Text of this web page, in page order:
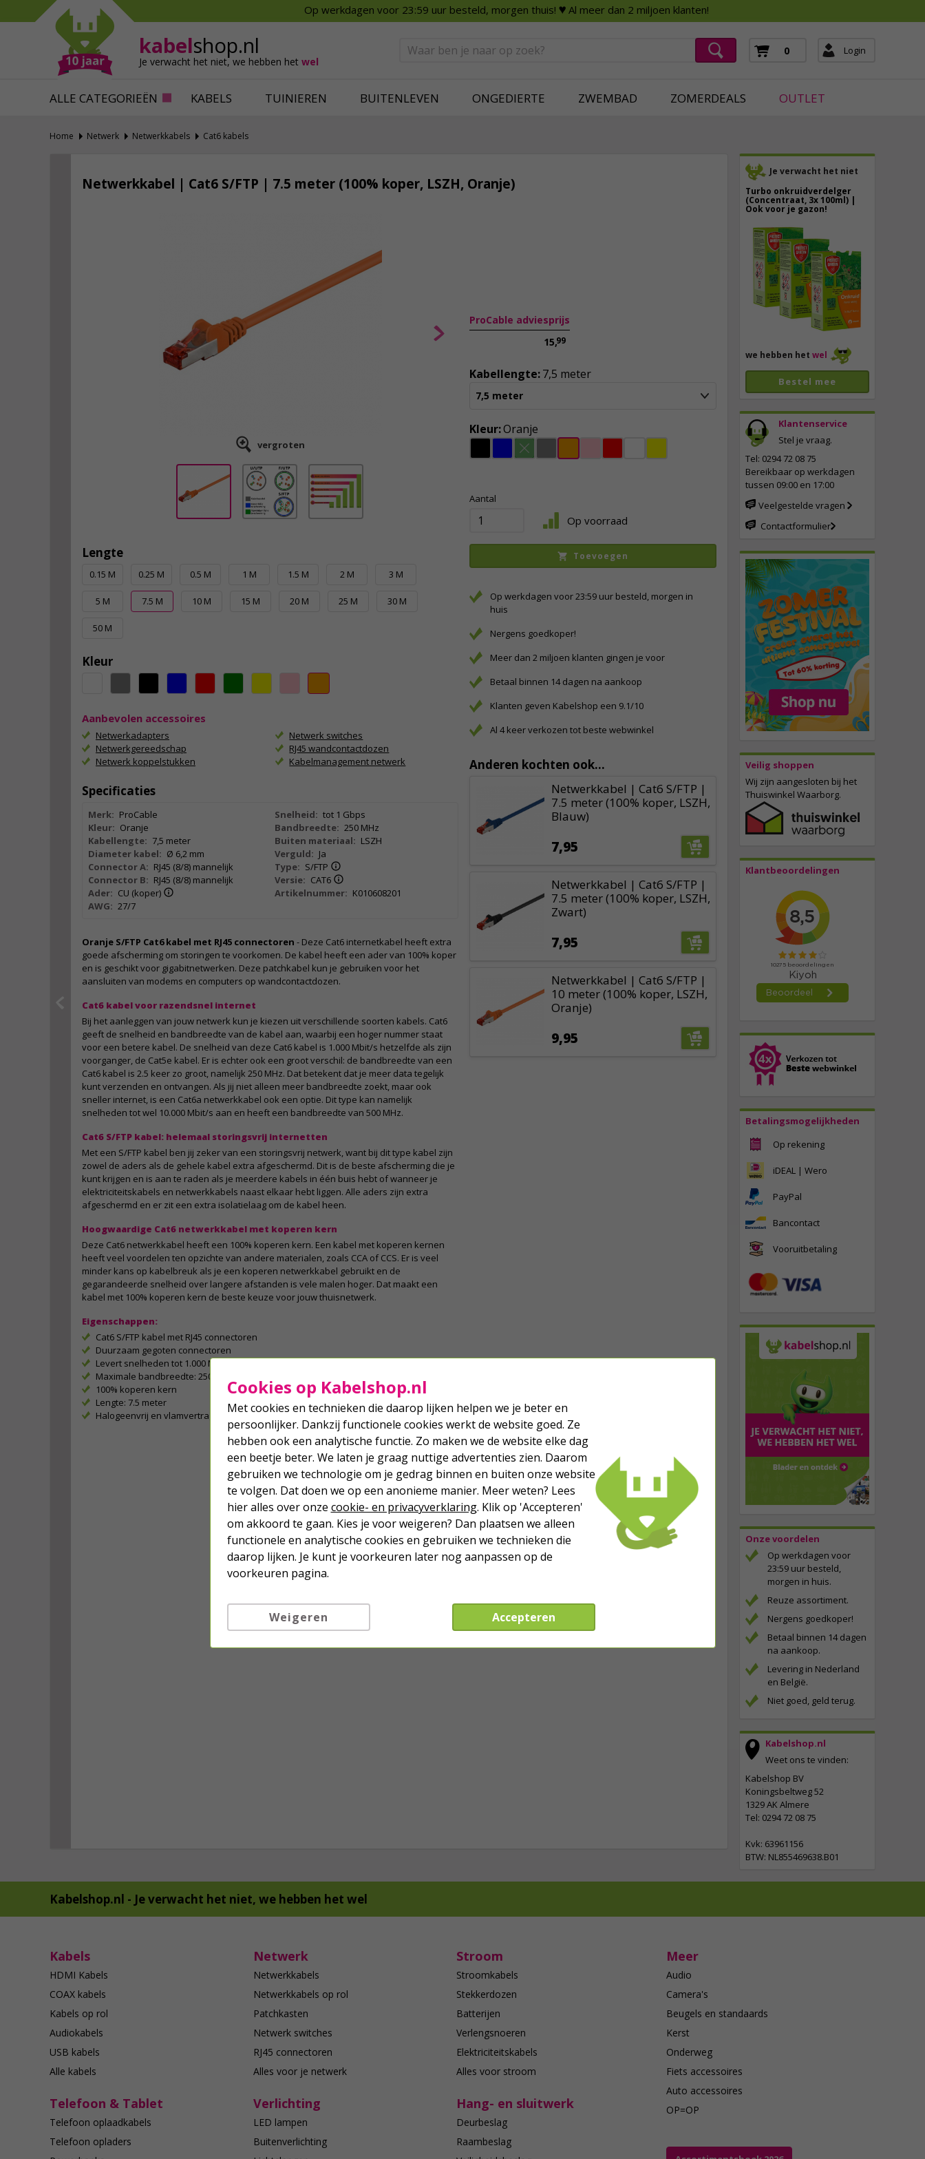
Op werkdagen voor 23:59 uur besteld, morgen thuis! ♥ Al meer dan 2 miljoen klanten!
kabelshop.nl
Je verwacht het niet, we hebben het wel
0 Login
ALLE CATEGORIEËN KABELS TUINIEREN BUITENLEVEN ONGEDIERTE ZWEMBAD ZOMERDEALS OUTLET
Mollen verjagen
Slakken bestrijden
Katten verjagen
Alles tegen ongedierte
Verfbenodigdheden
Behangbenodigdheden
Ventilatie
Smart Home
Deurbellen
Slimme beveiliging
Home Netwerk Netwerkkabels Cat6 kabels
Je verwacht het niet
Turbo onkruidverdelger
(Concentraat, 3x 100ml) |
Ook voor je gazon!
40,
we hebben het wel
Bestel mee
Klantenservice
Stel je vraag.
Tel: 0294 72 08 75
Bereikbaar op werkdagen
tussen 09:00 en 17:00
Veelgestelde vragen
Contactformulier
Veilig shoppen
Wij zijn aangesloten bij het
Thuiswinkel Waarborg.
Klantbeoordelingen
Betalingsmogelijkheden
Op rekening
iDEAL | Wero
PayPal
Bancontact
Vooruitbetaling
Onze voordelen
Op werkdagen voor
23:59 uur besteld,
morgen in huis.
Reuze assortiment.
Nergens goedkoper!
Betaal binnen 14 dagen
na aankoop.
Levering in Nederland
en België.
Niet goed, geld terug.
Kabelshop.nl
Weet ons te vinden:
Kabelshop BV
Koningsbeltweg 52
1329 AK Almere
Tel: 0294 72 08 75
Kvk: 63961156
BTW: NL855469638.B01
Netwerkkabel | Cat6 S/FTP | 7.5 meter (100% koper, LSZH, Oranje)
vergroten
Lengte
0.15 M 0.25 M 0.5 M 1 M 1.5 M 2 M 3 M
5 M 7.5 M 10 M 15 M 20 M 25 M 30 M
50 M
Kleur
Aanbevolen accessoires
Netwerkadapters
Netwerkgereedschap
Netwerk koppelstukken
Netwerk switches
RJ45 wandcontactdozen
Kabelmanagement netwerk
Specificaties
Merk: ProCable
Kleur: Oranje
Kabellengte: 7,5 meter
Diameter kabel: Ø 6,2 mm
Connector A: RJ45 (8/8) mannelijk
Connector B: RJ45 (8/8) mannelijk
Ader: CU (koper)
AWG: 27/7
Snelheid: tot 1 Gbps
Bandbreedte: 250 MHz
Buiten materiaal: LSZH
Verguld: Ja
Type: S/FTP
Versie: CAT6
Artikelnummer: K010608201
Oranje S/FTP Cat6 kabel met RJ45 connectoren - Deze Cat6 internetkabel heeft extra
goede afscherming om storingen te voorkomen. De kabel heeft een ader van 100% koper
en is geschikt voor gigabitnetwerken. Deze patchkabel kun je gebruiken voor het
aansluiten van modems en computers op wandcontactdozen.
Cat6 kabel voor razendsnel internet
Bij het aanleggen van jouw netwerk kun je kiezen uit verschillende soorten kabels. Cat6
geeft de snelheid en bandbreedte van de kabel aan, waarbij een hoger nummer staat
voor een betere kabel. De snelheid van deze Cat6 kabel is 1.000 Mbit/s hetzelfde als zijn
voorganger, de Cat5e kabel. Er is echter ook een groot verschil: de bandbreedte van een
Cat6 kabel is 2.5 keer zo groot, namelijk 250 MHz. Dat betekent dat je meer data tegelijk
kunt verzenden en ontvangen. Als jij niet alleen meer bandbreedte zoekt, maar ook
sneller internet, is een Cat6a netwerkkabel ook een optie. Dit type kan namelijk
snelheden tot wel 10.000 Mbit/s aan en heeft een bandbreedte van 500 MHz.
Cat6 S/FTP kabel: helemaal storingsvrij internetten
Met een S/FTP kabel ben jij zeker van een storingsvrij netwerk, want bij dit type kabel zijn
zowel de aders als de gehele kabel extra afgeschermd. Dit is de beste afscherming die je
kunt krijgen en is aan te raden als je meerdere kabels in één buis hebt of wanneer je
elektriciteitskabels en netwerkkabels naast elkaar hebt liggen. Alle aders zijn extra
afgeschermd en er zit een extra isolatielaag om de kabel heen.
Hoogwaardige Cat6 netwerkkabel met koperen kern
Deze Cat6 netwerkkabel heeft een 100% koperen kern. Een kabel met koperen kernen
heeft veel voordelen ten opzichte van andere materialen, zoals CCA of CCS. Er is veel
minder kans op kabelbreuk als je een koperen netwerkkabel gebruikt en de
gegarandeerde snelheid over langere afstanden is vele malen hoger. Dat maakt een
kabel met 100% koperen kern de beste keuze voor jouw thuisnetwerk.
Eigenschappen:
Cat6 S/FTP kabel met RJ45 connectoren
Duurzaam gegoten connectoren
Levert snelheden tot 1.000 Mbps
Maximale bandbreedte: 250 MHz
100% koperen kern
Lengte: 7.5 meter
Halogeenvrij en vlamvertragend (LSZH)
ProCable adviesprijs
15,99
Kabellengte:7,5 meter
7,5 meter
Kleur:Oranje
Aantal
Op voorraad
Toevoegen
Op werkdagen voor 23:59 uur besteld, morgen in
huis
Nergens goedkoper!
Meer dan 2 miljoen klanten gingen je voor
Betaal binnen 14 dagen na aankoop
Klanten geven Kabelshop een 9.1/10
Al 4 keer verkozen tot beste webwinkel
Anderen kochten ook...
Netwerkkabel | Cat6 S/FTP |
7.5 meter (100% koper, LSZH,
Blauw)
7,95
Netwerkkabel | Cat6 S/FTP |
7.5 meter (100% koper, LSZH,
Zwart)
7,95
Netwerkkabel | Cat6 S/FTP |
10 meter (100% koper, LSZH,
Oranje)
9,95
Kabelshop.nl - Je verwacht het niet, we hebben het wel
Kabels
HDMI Kabels
COAX kabels
Kabels op rol
Audiokabels
USB kabels
Alle kabels
Netwerk
Netwerkkabels
Netwerkkabels op rol
Patchkasten
Netwerk switches
RJ45 connectoren
Alles voor je netwerk
Stroom
Stroomkabels
Stekkerdozen
Batterijen
Verlengsnoeren
Elektriciteitskabels
Alles voor stroom
Telefoon & Tablet
Telefoon oplaadkabels
Telefoon opladers
Verlichting
LED lampen
Buitenverlichting
Hang- en sluitwerk
Deurbeslag
Raambeslag
Meer
Audio
Camera's
Beugels en standaards
Kerst
Onderweg
Fiets accessoires
Auto accessoires
OP=OP
Cookies op Kabelshop.nl
Met cookies en technieken die daarop lijken helpen we je beter en
persoonlijker. Dankzij functionele cookies werkt de website goed. Ze
hebben ook een analytische functie. Zo maken we de website elke dag
een beetje beter. We laten je graag nuttige advertenties zien. Daarom
gebruiken we technologie om je gedrag binnen en buiten onze website
te volgen. Dat doen we op een anonieme manier. Meer weten? Lees
hier alles over onze cookie- en privacyverklaring. Klik op 'Accepteren'
om akkoord te gaan. Kies je voor weigeren? Dan plaatsen we alleen
functionele en analytische cookies en gebruiken we technieken die
daarop lijken. Je kunt je voorkeuren later nog aanpassen op de
voorkeuren pagina.
Accepteren
Weigeren